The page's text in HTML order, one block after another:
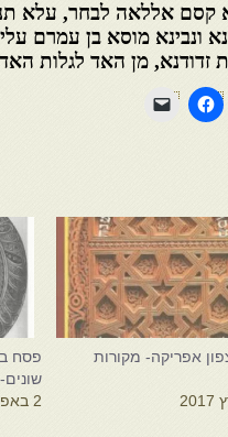
קסם אללאה לבחר, עלא
ונבינא מוסא בן עמרם
זדודנא, מן האד לגלות
אפריקה- מקורות
פסח
2 באפריל 2017